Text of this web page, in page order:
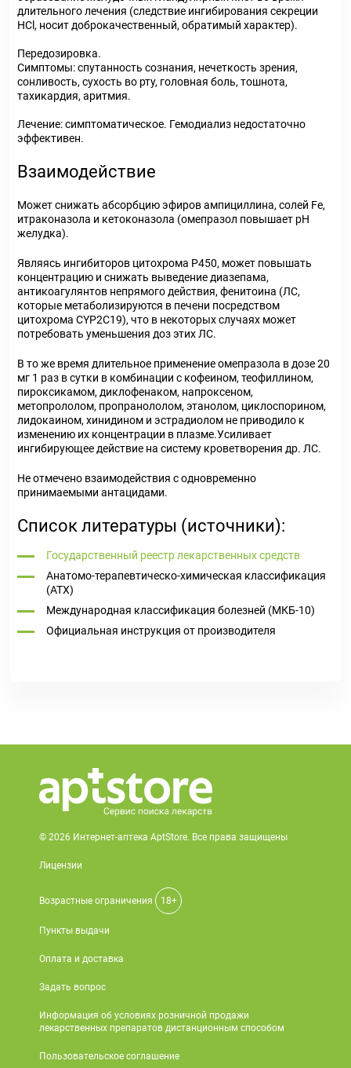
длительного лечения (следствие ингибирования секреции
HCl, носит доброкачественный, обратимый характер).
Передозировка.
Симптомы: спутанность сознания, нечеткость зрения,
сонливость, сухость во рту, головная боль, тошнота,
тахикардия, аритмия.
Лечение: симптоматическое. Гемодиализ недостаточно
эффективен.
Взаимодействие
Может снижать абсорбцию эфиров ампициллина, солей Fe,
итраконазола и кетоконазола (омепразол повышает pH
желудка).
Являясь ингибиторов цитохрома P450, может повышать
концентрацию и снижать выведение диазепама,
антикоагулянтов непрямого действия, фенитоина (ЛС,
которые метаболизируются в печени посредством
цитохрома CYP2C19), что в некоторых случаях может
потребовать уменьшения доз этих ЛС.
В то же время длительное применение омепразола в дозе 20
мг 1 раз в сутки в комбинации с кофеином, теофиллином,
пироксикамом, диклофенаком, напроксеном,
метопрололом, пропранололом, этанолом, циклоспорином,
лидокаином, хинидином и эстрадиолом не приводило к
изменению их концентрации в плазме.Усиливает
ингибирующее действие на систему кроветворения др. ЛС.
Не отмечено взаимодействия с одновременно
принимаемыми антацидами.
Список литературы (источники):
Государственный реестр лекарственных средств
Анатомо-терапевтическо-химическая классификация
(ATX)
Международная классификация болезней (МКБ-10)
Официальная инструкция от производителя
© 2026 Интернет-аптека AptStore. Все права защищены
Лицензии
Возрастные ограничения 18+
Пункты выдачи
Оплата и доставка
Задать вопрос
Информация об условиях розничной продажи
лекарственных препаратов дистанционным способом
Пользовательское соглашение